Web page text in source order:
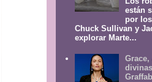
están
por
Chuck Sullivan y
explorar Marte...